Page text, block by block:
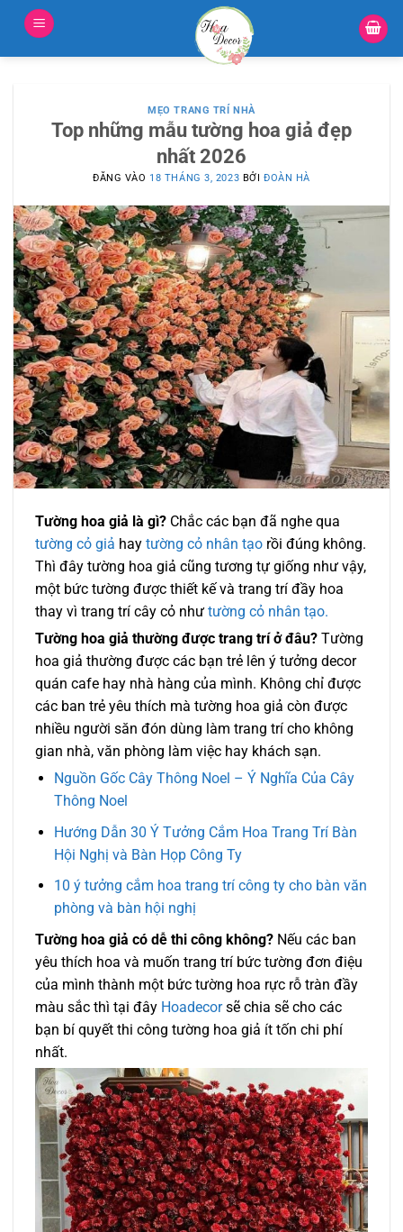
nội
MẸO TRANG TRÍ NHÀ
Top những mẫu tường hoa giả đẹp
nhất 2026
ĐĂNG VÀO 18 THÁNG 3, 2023 BỞI ĐOÀN HÀ
Tường hoa giả là gì? Chắc các bạn đã nghe qua
tường cỏ giả hay tường cỏ nhân tạo rồi đúng không.
Thì đây tường hoa giả cũng tương tự giống như vậy,
một bức tường được thiết kế và trang trí đầy hoa
thay vì trang trí cây cỏ như tường cỏ nhân tạo.
Tường hoa giả thường được trang trí ở đâu? Tường
hoa giả thường được các bạn trẻ lên ý tưởng decor
quán cafe hay nhà hàng của mình. Không chỉ được
các ban trẻ yêu thích mà tường hoa giả còn được
nhiều người săn đón dùng làm trang trí cho không
gian nhà, văn phòng làm việc hay khách sạn.
Nguồn Gốc Cây Thông Noel – Ý Nghĩa Của Cây
Thông Noel
Hướng Dẫn 30 Ý Tưởng Cắm Hoa Trang Trí Bàn
Hội Nghị và Bàn Họp Công Ty
10 ý tưởng cắm hoa trang trí công ty cho bàn văn
phòng và bàn hội nghị
Tường hoa giả có dễ thi công không? Nếu các ban
yêu thích hoa và muốn trang trí bức tường đơn điệu
của mình thành một bức tường hoa rực rỗ tràn đầy
màu sắc thì tại đây Hoadecorsẽ chia sẽ cho các
bạn bí quyết thi công tường hoa giả ít tốn chi phí
nhất.